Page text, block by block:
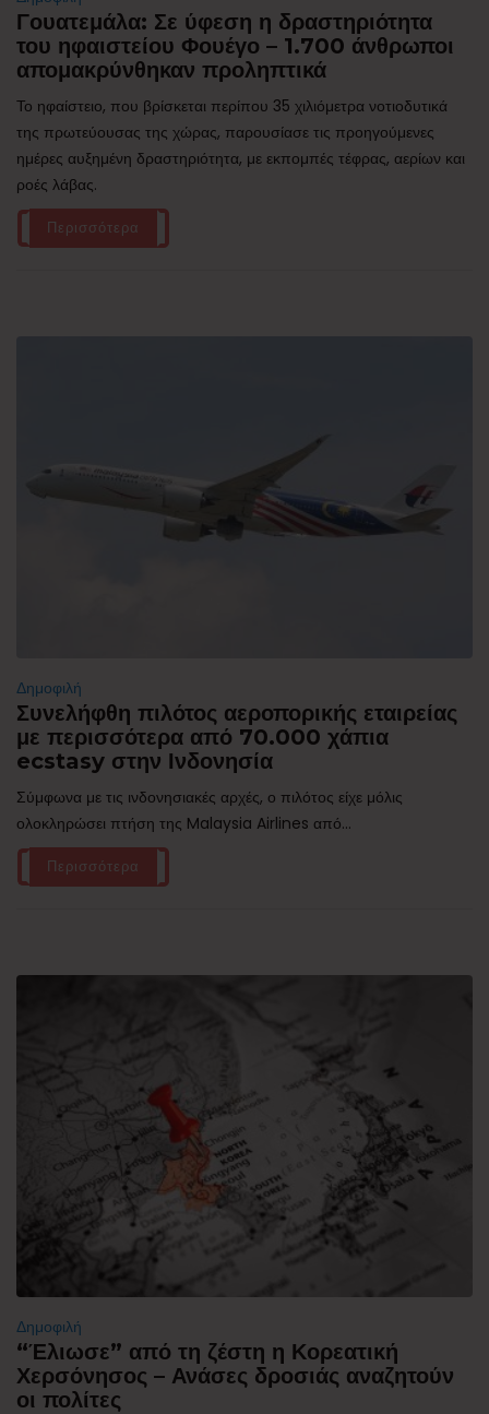
Γουατεμάλα: Σε ύφεση η δραστηριότητα
του ηφαιστείου Φουέγο – 1.700 άνθρωποι
απομακρύνθηκαν προληπτικά
Το ηφαίστειο, που βρίσκεται περίπου 35 χιλιόμετρα νοτιοδυτικά
της πρωτεύουσας της χώρας, παρουσίασε τις προηγούμενες
ημέρες αυξημένη δραστηριότητα, με εκπομπές τέφρας, αερίων και
ροές λάβας.
Περισσότερα
Δημοφιλή
Συνελήφθη πιλότος αεροπορικής εταιρείας
με περισσότερα από 70.000 χάπια
ecstasy στην Ινδονησία
Σύμφωνα με τις ινδονησιακές αρχές, ο πιλότος είχε μόλις
ολοκληρώσει πτήση της Malaysia Airlines από...
Περισσότερα
Δημοφιλή
“Έλιωσε” από τη ζέστη η Κορεατική
Χερσόνησος – Ανάσες δροσιάς αναζητούν
οι πολίτες